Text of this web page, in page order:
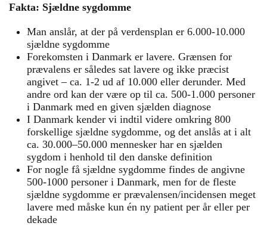
Fakta: Sjældne sygdomme
Man anslår, at der på verdensplan er 6.000-10.000
sjældne sygdomme
Forekomsten i Danmark er lavere. Grænsen for
prævalens er således sat lavere og ikke præcist
angivet – ca. 1-2 ud af 10.000 eller derunder. Med
andre ord kan der være op til ca. 500-1.000 personer
i Danmark med en given sjælden diagnose
I Danmark kender vi indtil videre omkring 800
forskellige sjældne sygdomme, og det anslås at i alt
ca. 30.000–50.000 mennesker har en sjælden
sygdom i henhold til den danske definition
For nogle få sjældne sygdomme findes de angivne
500-1000 personer i Danmark, men for de fleste
sjældne sygdomme er prævalensen/incidensen meget
lavere med måske kun én ny patient per år eller per
dekade